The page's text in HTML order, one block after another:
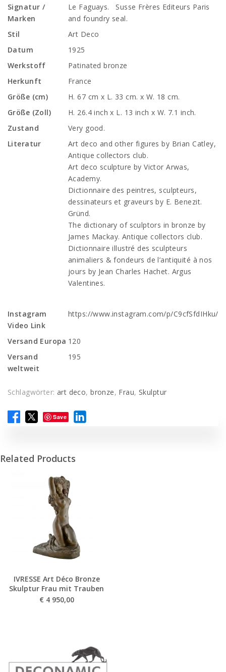
Signatur /
Marken
Le Faguays. Susse Frères Editeurs Paris
and foundry seal.
Stil
Art Deco
Datum
1925
Werkstoff
Patinated bronze
Herkunft
France
Größe (cm)
H. 67 cm x L. 33 cm. x W. 18 cm.
Größe (Zoll)
H. 26.4 inch x L. 13 inch x W. 7.1 inch.
Zustand
Very good.
Literatur
Art deco and other figures by Brian Catley,
Antique collectors club.
Art deco sculpture by Victor Arwas,
Academy.
Dictionnaire des peintres, sculpteurs,
dessinateurs et graveurs by E. Benezit.
Gründ.
The dictionary of sculptors in bronze by
James Mackay. Antique collectors club.
Dictionnaire illustré des sculpteurs
animaliers & fondeurs de l’antiquité à nos
jours by Jean Charles Hachet. Argus
Valentines.
Instagram
Video Link
https://www.instagram.com/p/C9cfSfdIHku/
Versand Europa 120
Versand
weltweit
195
Schlagwörter: art deco,bronze, Frau, Skulptur
Save
Related Products
IVRESSE Art Déco Bronze
Skulptur Frau mit Trauben
€ 4 950,00